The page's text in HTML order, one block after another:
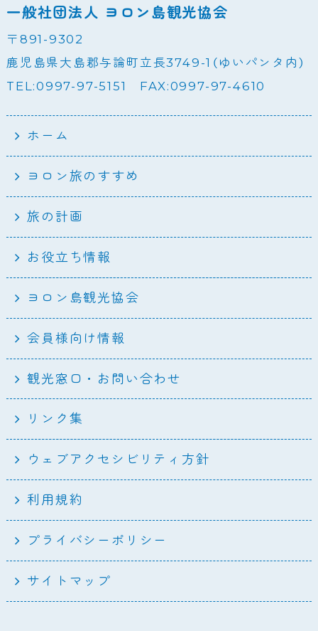
一般社団法人 ヨロン島観光協会
〒891-9302
鹿児島県大島郡与論町立長3749-1（ゆいパンタ内）
TEL:0997-97-5151 FAX:0997-97-4610
ホーム
ヨロン旅のすすめ
旅の計画
お役立ち情報
ヨロン島観光協会
会員様向け情報
観光窓口・お問い合わせ
リンク集
ウェブアクセシビリティ方針
利用規約
プライバシーポリシー
サイトマップ